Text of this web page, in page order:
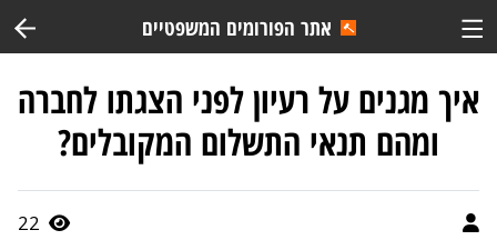
אתר הפורומים המשפטיים
איך מגנים על רעיון לפני הצגתו לחברה
ומהם תנאי התשלום המקובלים?
22